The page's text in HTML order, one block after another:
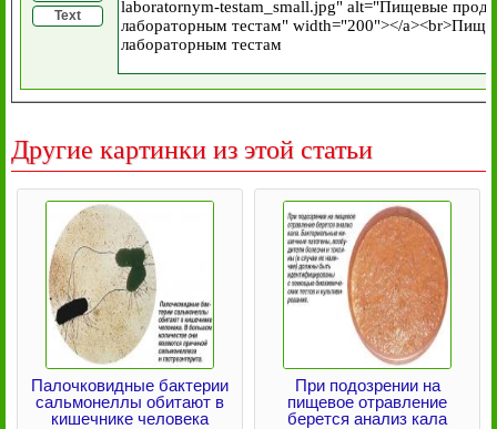
Text
Другие картинки из этой статьи
Палочковидные бактерии
сальмонеллы обитают в
кишечнике человека
При подозрении на
пищевое отравление
берется анализ кала